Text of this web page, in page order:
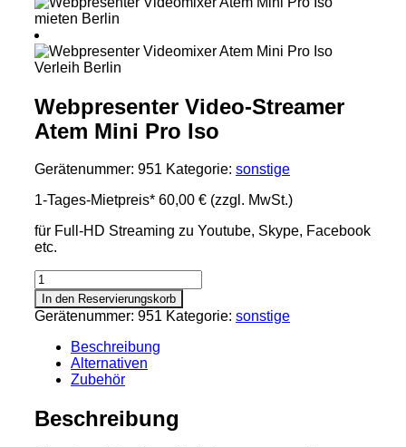
Webpresenter Video-Streamer
Atem Mini Pro Iso
Gerätenummer: 951 Kategorie: sonstige
1-Tages-Mietpreis* 60,00 € (zzgl. MwSt.)
für Full-HD Streaming zu Youtube, Skype, Facebook
etc.
Webpresenter
Video-
Streamer
Atem
Mini
Menge
In den Reservierungskorb
Gerätenummer: 951 Kategorie: sonstige
Beschreibung
Alternativen
Zubehör
Beschreibung